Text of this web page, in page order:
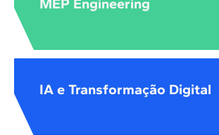
MEP Engineering
IA e Transformação Digital